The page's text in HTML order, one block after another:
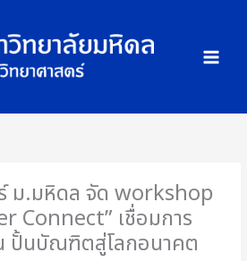
ม.มหิดล จัด workshop
Connect” เชื่อมการ
ปั้นบัณฑิตสู่โลกอนาคต